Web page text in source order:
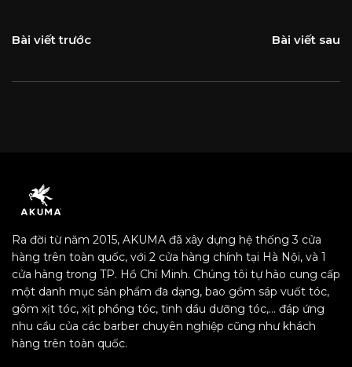
Bài viết trước Bài viết sau
Ra đời từ năm 2015, AKUMA đã xây dựng hệ thống 3 cửa
hàng trên toàn quốc, với 2 cửa hàng chính tại Hà Nội, và 1
cửa hàng trong TP. Hồ Chí Minh. Chúng tôi tự hào cung cấp
một danh mục sản phẩm đa dạng, bao gồm sáp vuốt tóc,
gôm xịt tóc, xịt phồng tóc, tinh dầu dưỡng tóc,… đáp ứng
nhu cầu của các barber chuyên nghiệp cũng như khách
hàng trên toàn quốc.